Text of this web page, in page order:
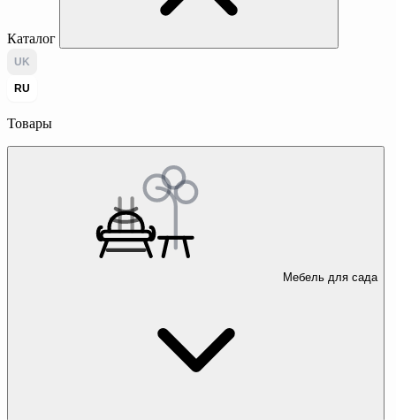
Каталог
UK
RU
Товары
Мебель для сада